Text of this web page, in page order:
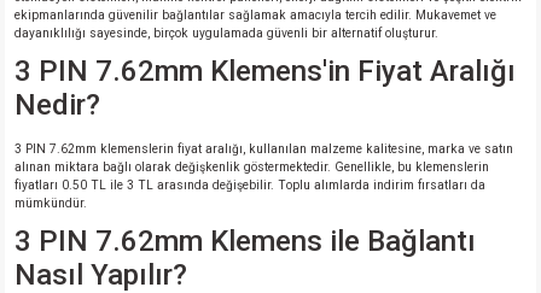
ekipmanlarında güvenilir bağlantılar sağlamak amacıyla tercih edilir. Mukavemet ve
dayanıklılığı sayesinde, birçok uygulamada güvenli bir alternatif oluşturur.
3 PIN 7.62mm Klemens'in Fiyat Aralığı
Nedir?
3 PIN 7.62mm klemenslerin fiyat aralığı, kullanılan malzeme kalitesine, marka ve satın
alınan miktara bağlı olarak değişkenlik göstermektedir. Genellikle, bu klemenslerin
fiyatları 0.50 TL ile 3 TL arasında değişebilir. Toplu alımlarda indirim fırsatları da
mümkündür.
3 PIN 7.62mm Klemens ile Bağlantı
Nasıl Yapılır?